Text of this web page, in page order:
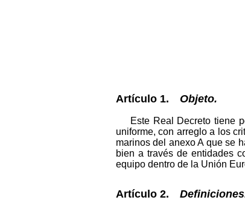
Artículo 1. Objeto.
Este Real Decreto tiene
uniforme, con arreglo a los
marinos del anexo A que se
bien a través de entidades
equipo dentro de la Unión
Artículo 2.